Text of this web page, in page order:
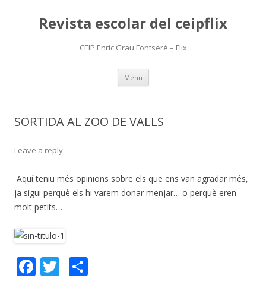
Revista escolar del ceipflix
CEIP Enric Grau Fontseré – Flix
Menu Skip
content
SORTIDA AL ZOO DE VALLS
Leave a reply
Aquí teniu més opinions sobre els que ens van agradar més,
ja sigui perquè els hi varem donar menjar… o perquè eren
molt petits…
F T